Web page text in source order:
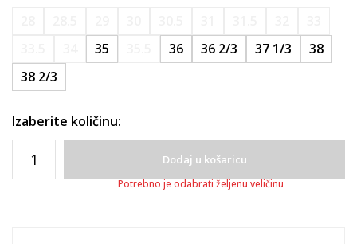
35 36 36 2/3 37 1/3
38
38 2/3
Izaberite količinu:
Dodaj u košaricu
Potrebno je odabrati željenu veličinu